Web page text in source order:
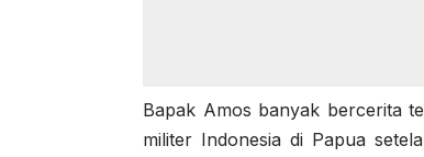
Bapak Amos banyak bercerita
militer Indonesia di Papua